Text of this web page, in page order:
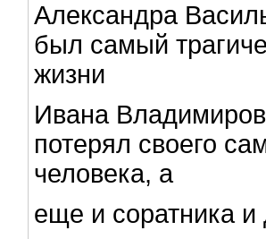
Александра
был самый
жизни
Ивана
потерял своего
человека, а
еще и соратника и